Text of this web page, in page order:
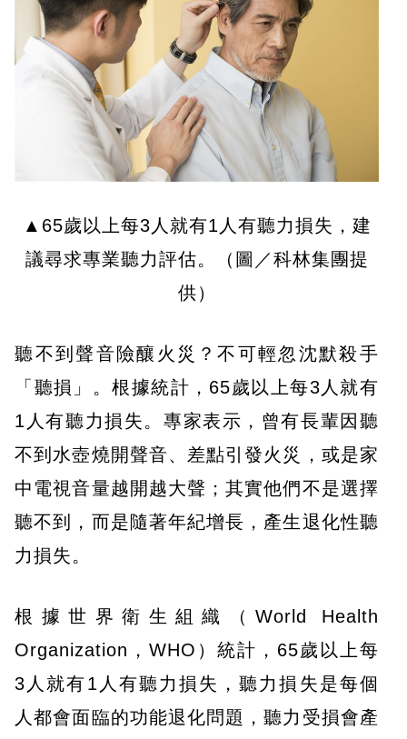
▲65歲以上每3人就有1人有聽力損失，建
議尋求專業聽力評估。（圖／科林集團提
供）
聽不到聲音險釀火災？不可輕忽沈默殺手
「聽損」。根據統計，65歲以上每3人就有
1人有聽力損失。專家表示，曾有長輩因聽
不到水壺燒開聲音、差點引發火災，或是家
中電視音量越開越大聲；其實他們不是選擇
聽不到，而是隨著年紀增長，產生退化性聽
力損失。
根據世界衛生組織（World Health
Organization，WHO）統計，65歲以上每
3人就有1人有聽力損失，聽力損失是每個
人都會面臨的功能退化問題，聽力受損會產